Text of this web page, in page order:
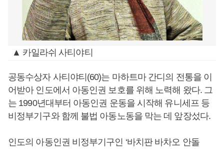
▲ 카일라쉬 사티야티
공동수상자 사티야티(60)는 마하트마 간디의 전통을 이
어받아 인도에서 아동인권 보호를 위해 노력해 왔다. 그
는 1990년대부터 아동인권 운동을 시작해 유니세프 등
비정부기구와 함께 불법 아동노동을 막는 데 앞장섰다.
인도의 아동인권 비정부기구인 ‘바치판 바차오 안돌